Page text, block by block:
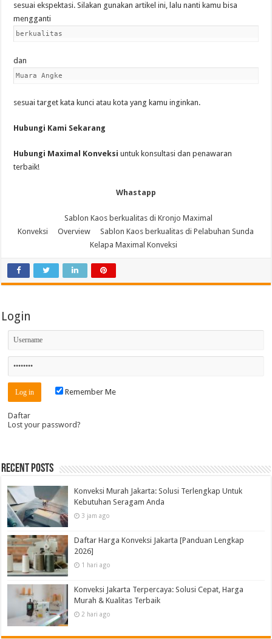
sesuai ekspektasi. Silakan gunakan artikel ini, lalu nanti kamu bisa
mengganti
berkualitas
dan
Muara Angke
sesuai target kata kunci atau kota yang kamu inginkan.
Hubungi Kami Sekarang
Hubungi Maximal Konveksi untuk konsultasi dan penawaran
terbaik!
Whastapp
Sablon Kaos berkualitas di Kronjo Maximal
Konveksi
Overview
Sablon Kaos berkualitas di Pelabuhan Sunda
Kelapa Maximal Konveksi
Login
Remember Me
Daftar
Lost your password?
Recent Posts
Konveksi Murah Jakarta: Solusi Terlengkap Untuk
Kebutuhan Seragam Anda
3 jam ago
Daftar Harga Konveksi Jakarta [Panduan Lengkap
2026]
1 hari ago
Konveksi Jakarta Terpercaya: Solusi Cepat, Harga
Murah & Kualitas Terbaik
2 hari ago